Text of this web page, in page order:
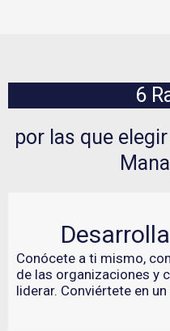
6
por las que
Conócete a ti mismo,
de las organizaciones y
liderar. Conviértete en